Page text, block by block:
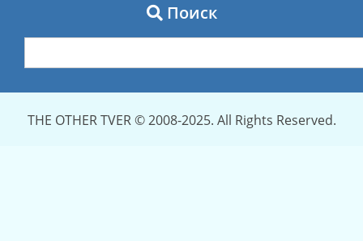
Поиск
THE OTHER TVER © 2008-2025. All Rights Reserved.